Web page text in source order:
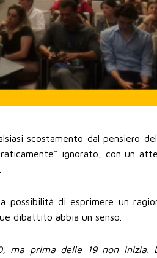
scostamento dal pensiero
ignorato, con un
possibilità di esprimere un
dibattito abbia un senso.
ma prima delle 19 non